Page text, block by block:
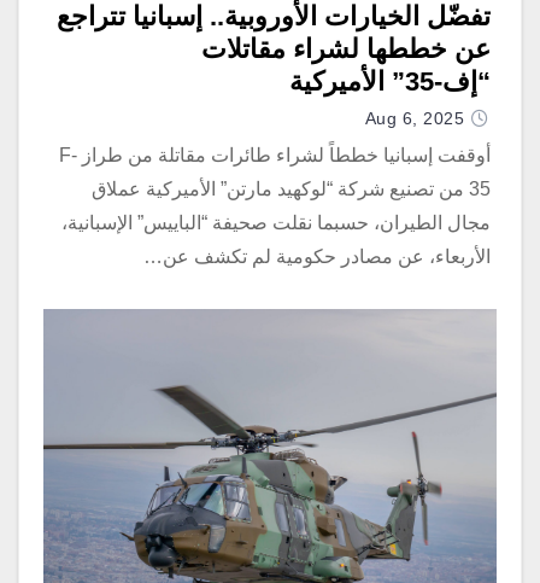
تفضّل الخيارات الأوروبية.. إسبانيا تتراجع
عن خططها لشراء مقاتلات
“إف-35” الأميركية
Aug 6, 2025
أوقفت إسبانيا خططاً لشراء طائرات مقاتلة من طراز F-
35 من تصنيع شركة “لوكهيد مارتن” الأميركية عملاق
مجال الطيران، حسبما نقلت صحيفة “الباييس” الإسبانية،
الأربعاء، عن مصادر حكومية لم تكشف عن…